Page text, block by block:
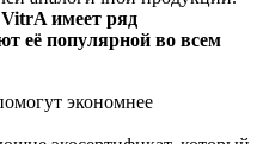
VitrA имеет ряд
её популярной во всем
экономнее